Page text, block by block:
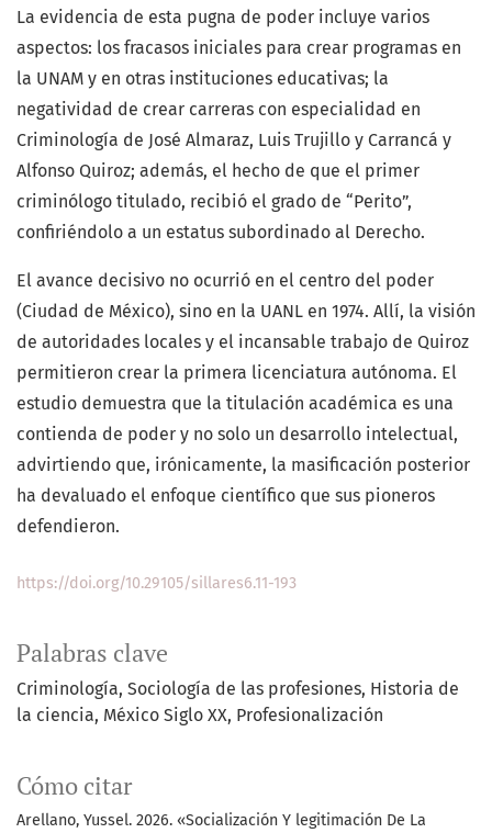
Palabras clave
Criminología Sociología de las profesiones Historia de
la ciencia México Siglo XX Profesionalización
Cómo citar
Arellano, Yussel. 2026. «Socialización Y legitimación De La
La evidencia de esta pugna de poder incluye varios
aspectos: los fracasos iniciales para crear programas en
la UNAM y en otras instituciones educativas; la
negatividad de crear carreras con especialidad en
Criminología de José Almaraz, Luis Trujillo y Carrancá y
Alfonso Quiroz; además, el hecho de que el primer
criminólogo titulado, recibió el grado de “Perito”,
confiriéndolo a un estatus subordinado al Derecho.
El avance decisivo no ocurrió en el centro del poder
(Ciudad de México), sino en la UANL en 1974. Allí, la visión
de autoridades locales y el incansable trabajo de Quiroz
permitieron crear la primera licenciatura autónoma. El
estudio demuestra que la titulación académica es una
contienda de poder y no solo un desarrollo intelectual,
advirtiendo que, irónicamente, la masificación posterior
ha devaluado el enfoque científico que sus pioneros
defendieron.
https://doi.org/10.29105/sillares6.11-193